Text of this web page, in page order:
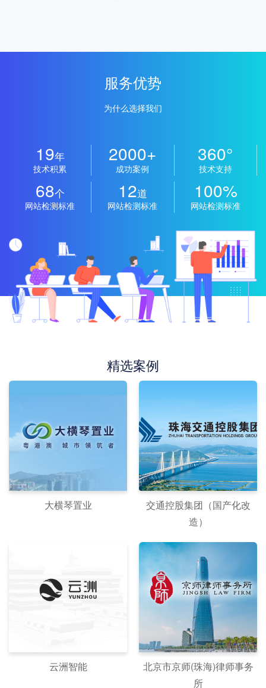
在线咨询
服务优势
为什么选择我们
19年
技术积累
2000+
成功案例
360°
技术支持
68个
网站检测标准
12道
网站检测标准
100%
网站检测标准
精选案例
大横琴置业
交通控股集团（国产化改
造）
云洲智能
北京市京师(珠海)律师事务
所